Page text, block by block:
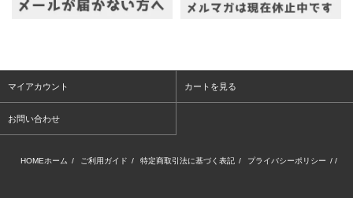
マイアカウント カートを見る
お問い合わせ
HOMEホーム / ご利用ガイド / 特定商取引法に基づく表記 / プライバシーポリシー / /